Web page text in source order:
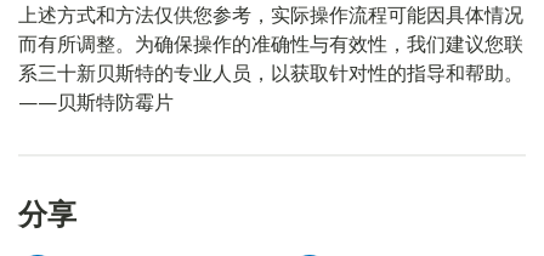
上述方式和方法仅供您参考，实际操作流程可能因具体情况
而有所调整。为确保操作的准确性与有效性，我们建议您联
系三十新贝斯特的专业人员，以获取针对性的指导和帮助。
——贝斯特防霉片
分享